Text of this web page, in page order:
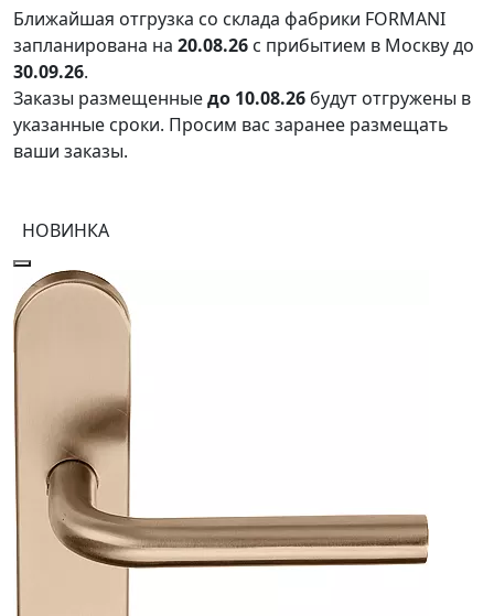
Ближайшая отгрузка со склада фабрики FORMANI
запланирована на 20.08.26 с прибытием в Москву до
30.09.26.
Заказы размещенныедо 10.08.26 будут отгружены в
указанные сроки. Просим вас заранее размещать
ваши заказы.
НОВИНКА